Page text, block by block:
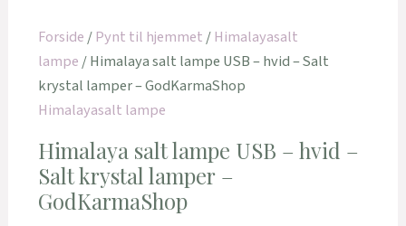
Forside/Pynt til hjemmet/Himalayasalt
lampe/ Himalaya salt lampe USB – hvid – Salt
krystal lamper – GodKarmaShop
Himalayasalt lampe
Himalaya salt lampe USB – hvid –
Salt krystal lamper –
GodKarmaShop